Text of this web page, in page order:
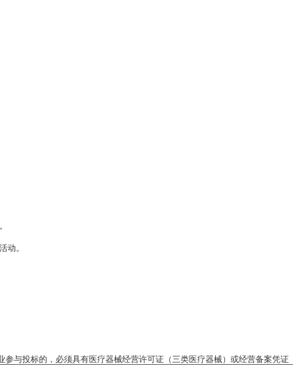
动。
投标的，必须具有医疗器械经营许可证（三类医疗器械）或经营备案凭